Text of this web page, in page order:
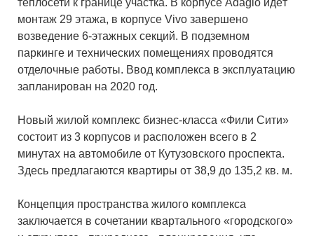
теплосети к границе участка. В корпусе Adagio идёт
монтаж 29 этажа, в корпусе Vivo завершено
возведение 6-этажных секций. В подземном
паркинге и технических помещениях проводятся
отделочные работы. Ввод комплекса в эксплуатацию
запланирован на 2020 год.
Новый жилой комплекс бизнес-класса «Фили Сити»
состоит из 3 корпусов и расположен всего в 2
минутах на автомобиле от Кутузовского проспекта.
Здесь предлагаются квартиры от 38,9 до 135,2 кв. м.
Концепция пространства жилого комплекса
заключается в сочетании квартального «городского»